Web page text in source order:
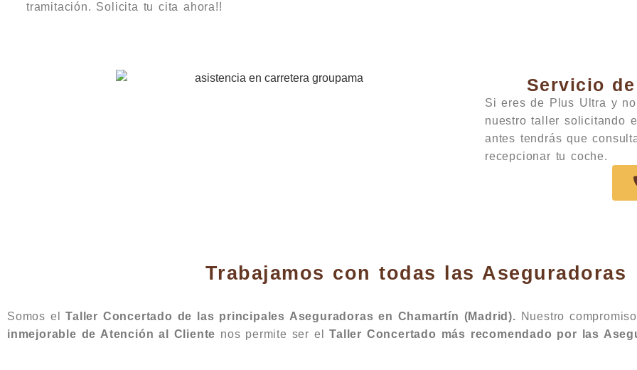
tramitación. Solicita tu cita ahora!!
Servicio
Si eres de Plus Ultra y
nuestro taller solicitando
antes tendrás que
recepcionar tu coche.
Trabajamos con todas las Aseguradoras
Somos elTaller Concertado de las principales Aseguradoras en Chamartín (Madrid). Nuestro
inmejorable de Atención al Cliente nos permite ser elTaller Concertado más recomendado por las